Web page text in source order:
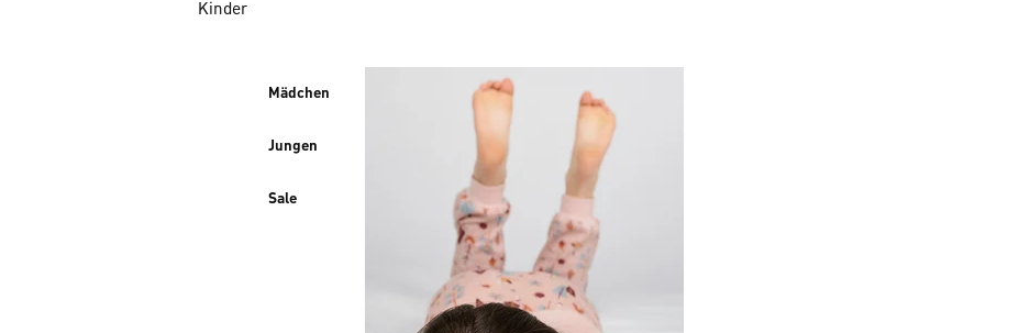
Kinder
Mädchen
Jungen
Sale